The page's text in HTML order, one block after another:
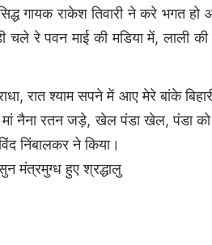
गायक राकेश तिवारी ने करे भगत हो
रे पवन माई की मडिया में, लाली की
रात श्याम सपने में आए मेरे बांके
मां नैना रतन जड़े, खेल पंडा खेल, पंडा
निंबालकर ने किया।
मंत्रमुग्ध हुए श्रद्धालु